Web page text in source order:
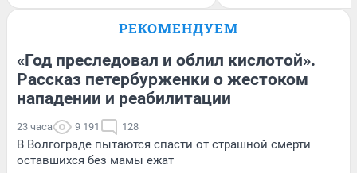
РЕКОМЕНДУЕМ
«Год преследовал и облил кислотой».
Рассказ петербурженки о жестоком
нападении и реабилитации
23 часа 9 191 128
В Волгограде пытаются спасти от страшной смерти
оставшихся без мамы ежат